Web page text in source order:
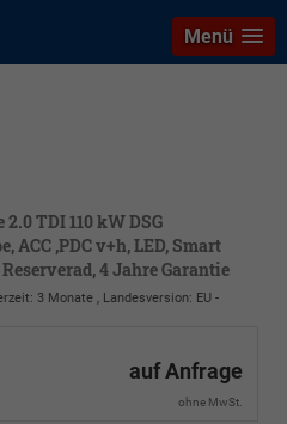
Menü
TDI 110 kW DSG
,PDC v+h, LED, Smart
4 Jahre Garantie
3 Monate , Landesversion: EU -
auf Anfrage
ohne MwSt.